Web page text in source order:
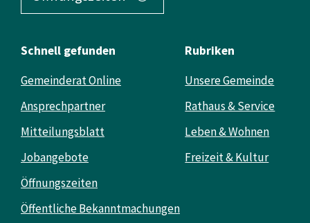
Schnell gefunden
Gemeinderat Online
Ansprechpartner
Mitteilungsblatt
Jobangebote
Öffnungszeiten
Öffentliche Bekanntmachungen
Rubriken
Unsere Gemeinde
Rathaus & Service
Leben & Wohnen
Freizeit & Kultur